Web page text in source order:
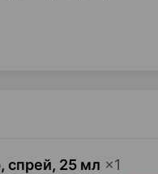
спрей, 25 мл ×1